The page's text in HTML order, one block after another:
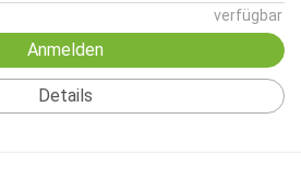
verfügbar
Anmelden
Details